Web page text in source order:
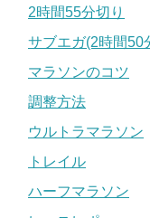
2時間55分切り
サブエガ(2時間50
マラソンのコツ
調整方法
ウルトラマラソン
トレイル
ハーフマラソン